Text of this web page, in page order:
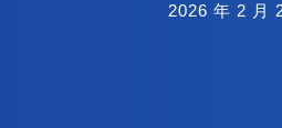
2026 年 2 月